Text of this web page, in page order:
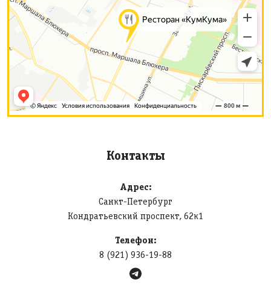
Контакты
Адрес:
Санкт-Петербург
Кондратьевский проспект, 62к1
Телефон:
8 (921) 936-19-88